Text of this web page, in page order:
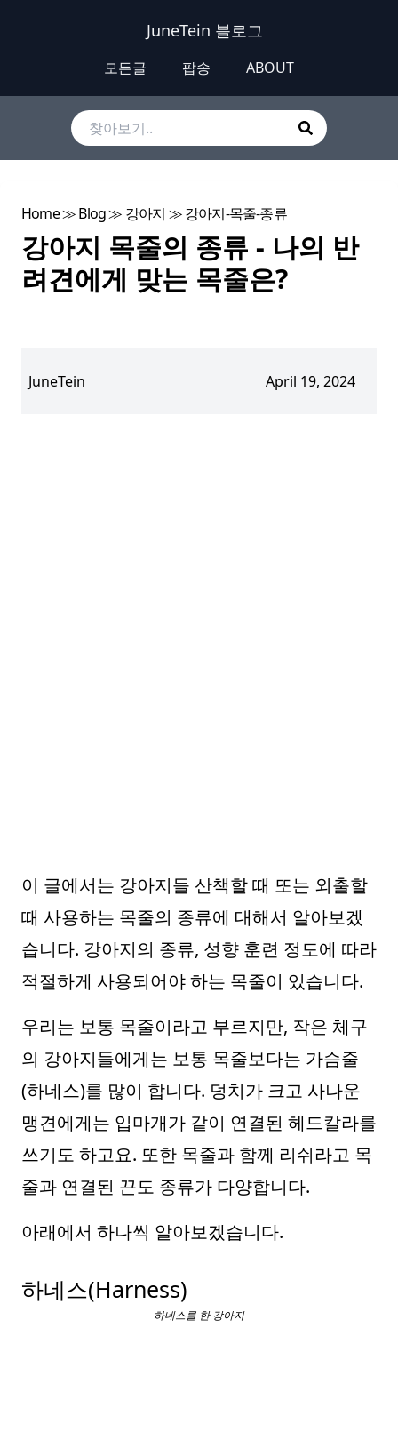
JuneTein 블로그
모든글 팝송 ABOUT
Home≫Blog≫ 강아지 ≫강아지-목줄-종류
강아지 목줄의 종류 - 나의 반
려견에게 맞는 목줄은?
JuneTein April 19, 2024
이 글에서는 강아지들 산책할 때 또는 외출할
때 사용하는 목줄의 종류에 대해서 알아보겠
습니다. 강아지의 종류, 성향 훈련 정도에 따라
적절하게 사용되어야 하는 목줄이 있습니다.
우리는 보통 목줄이라고 부르지만, 작은 체구
의 강아지들에게는 보통 목줄보다는 가슴줄
(하네스)를 많이 합니다. 덩치가 크고 사나운
맹견에게는 입마개가 같이 연결된 헤드칼라를
쓰기도 하고요. 또한 목줄과 함께 리쉬라고 목
줄과 연결된 끈도 종류가 다양합니다.
아래에서 하나씩 알아보겠습니다.
하네스(Harness)
하네스를 한 강아지